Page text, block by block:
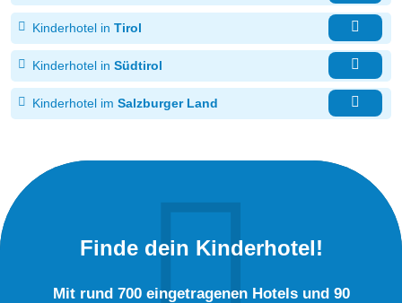
Kinderhotel in Tirol
Kinderhotel in Südtirol
Kinderhotel im Salzburger Land
Finde dein Kinderhotel!
Mit rund 700 eingetragenen Hotels und 90